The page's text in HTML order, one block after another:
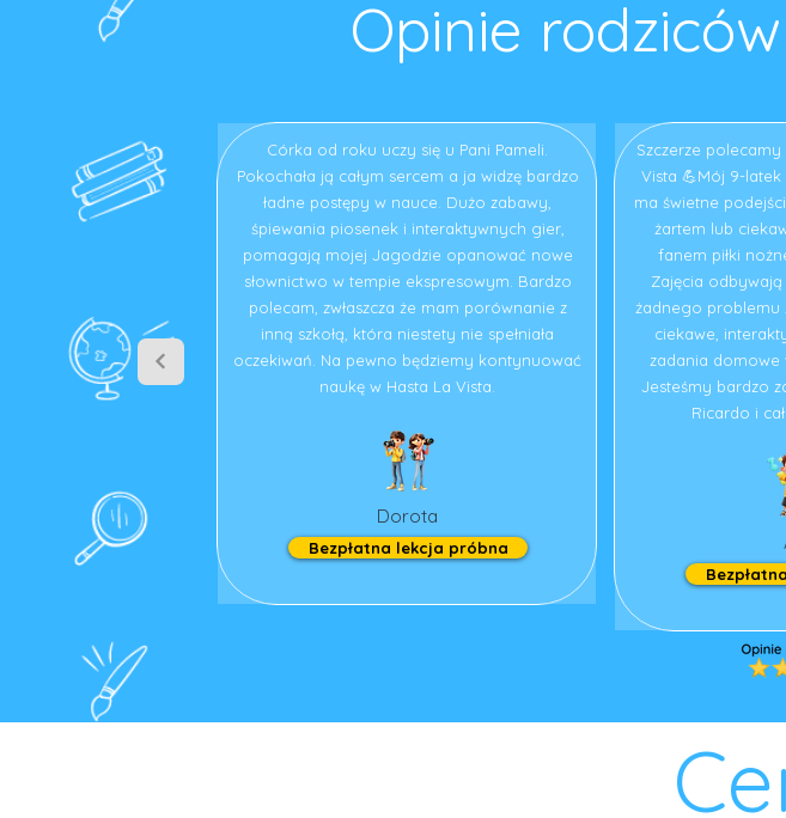
Opinie
Córka od roku uczy się u Pani Pameli.
Pokochała ją całym sercem a ja widzę bardzo
ładne postępy w nauce. Dużo zabawy,
śpiewania piosenek i interaktywnych gier,
pomagają mojej Jagodzie opanować nowe
słownictwo w tempie ekspresowym. Bardzo
polecam, zwłaszcza że mam porównanie z
inną szkołą, która niestety nie spełniała
oczekiwań. Na pewno będziemy kontynuować
naukę w Hasta La Vista.
Dorota
Bezpłatna lekcja próbna
Szczerze polecamy
Vista 💪Mój 9-
ma świetne
żartem lub
fanem piłki
Zajęcia
żadnego problemu
ciekawe,
zadania domowe
Jesteśmy bardzo
Ricardo i